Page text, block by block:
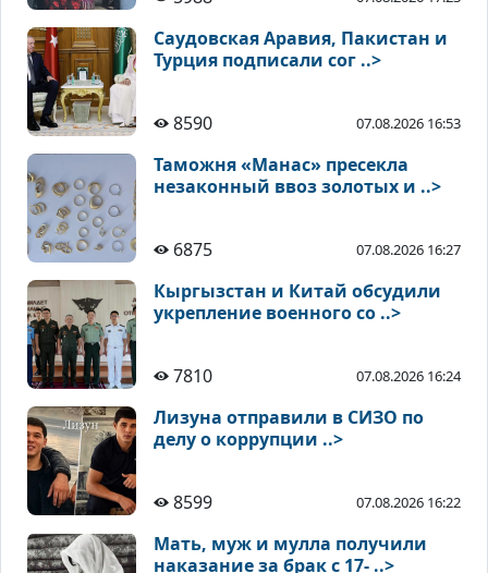
Саудовская Аравия, Пакистан и
Турция подписали сог ..>
8590 07.08.2026 16:53
Таможня «Манас» пресекла
незаконный ввоз золотых и ..>
6875 07.08.2026 16:27
Кыргызстан и Китай обсудили
укрепление военного со ..>
7810 07.08.2026 16:24
Лизуна отправили в СИЗО по
делу о коррупции ..>
8599 07.08.2026 16:22
Мать, муж и мулла получили
наказание за брак с 17- ..>